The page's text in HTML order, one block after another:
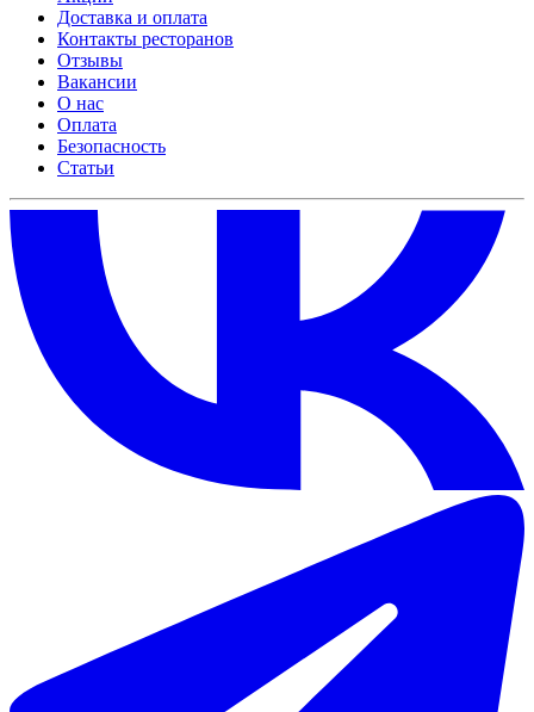
Доставка и оплата
Контакты ресторанов
Отзывы
Вакансии
О нас
Оплата
Безопасность
Статьи